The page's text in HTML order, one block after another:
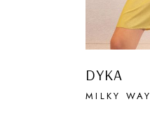
DYKA
MILKY WAY